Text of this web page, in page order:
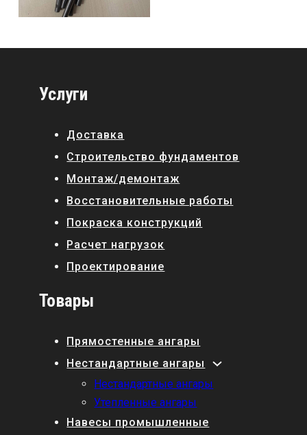
Услуги
Доставка
Строительство фундаментов
Монтаж/демонтаж
Восстановительные работы
Покраска конструкций
Расчет нагрузок
Проектирование
Товары
Прямостенные ангары
Нестандартные ангары
Нестандартные ангары
Утепленные ангары
Навесы промышленные